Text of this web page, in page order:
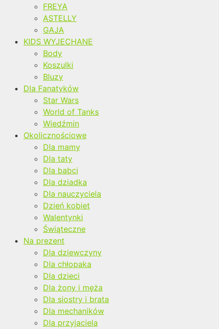
FREYA
ASTELLY
GAJA
KIDS WYJECHANE
Body
Koszulki
Bluzy
Dla Fanatyków
Star Wars
World of Tanks
Wiedźmin
Okolicznościowe
Dla mamy
Dla taty
Dla babci
Dla dziadka
Dla nauczyciela
Dzień kobiet
Walentynki
Świąteczne
Na prezent
Dla dziewczyny
Dla chłopaka
Dla dzieci
Dla żony i męża
Dla siostry i brata
Dla mechaników
Dla przyjaciela